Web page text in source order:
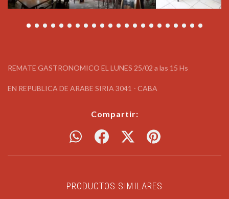
REMATE GASTRONOMICO EL LUNES 25/02 a las 15 Hs
EN REPUBLICA DE ARABE SIRIA 3041 - CABA
Compartir:
PRODUCTOS SIMILARES